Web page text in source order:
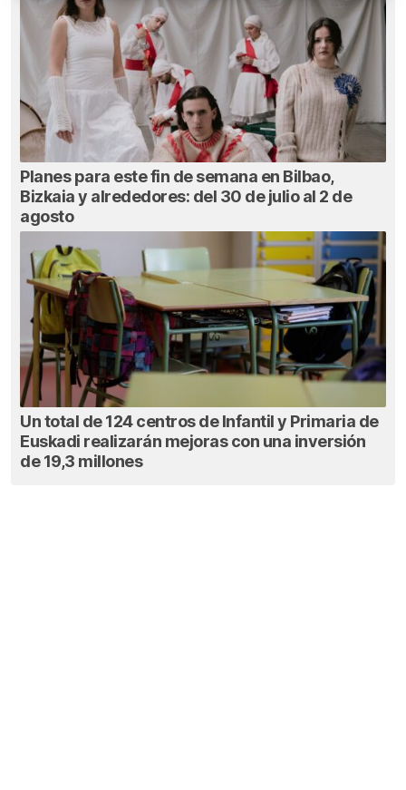
Planes para este fin de semana en Bilbao,
Bizkaia y alrededores: del 30 de julio al 2 de
agosto
Un total de 124 centros de Infantil y Primaria de
Euskadi realizarán mejoras con una inversión
de 19,3 millones